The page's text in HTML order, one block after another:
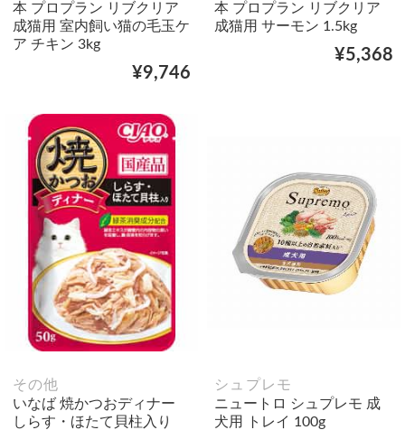
本 プロプラン リブクリア
成猫用 室内飼い猫の毛玉ケ
ア チキン 3kg
¥9,746
本 プロプラン リブクリア
成猫用 サーモン 1.5kg
¥5,368
その他
いなば 焼かつおディナー
しらす・ほたて貝柱入り
シュプレモ
ニュートロ シュプレモ 成
犬用 トレイ 100g